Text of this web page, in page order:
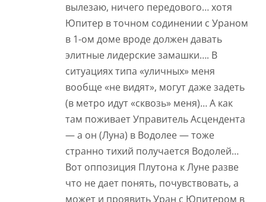
вылезаю, ничего передового… хотя
Юпитер в точном содинении с Ураном
в 1-ом доме вроде должен давать
элитные лидерские замашки…. В
ситуациях типа «уличных» меня
вообще «не видят», могут даже задеть
(в метро идут «сквозь» меня)… А как
там поживает Управитель Асцендента
— а он (Луна) в Водолее — тоже
странно тихий получается Водолей…
Вот оппозиция Плутона к Луне разве
что не дает понять, почувствовать, а
может и проявить Уран с Юпитером в